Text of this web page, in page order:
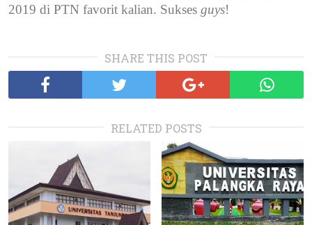
2019 di PTN favorit kalian. Sukses guys!
SHARE THIS POST
RELATED POSTS